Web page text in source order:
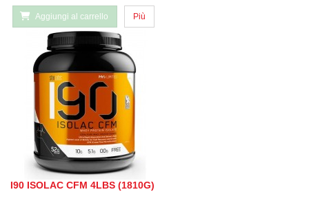
Aggiungi al carrello Più
I90 ISOLAC CFM 4LBS (1810G)